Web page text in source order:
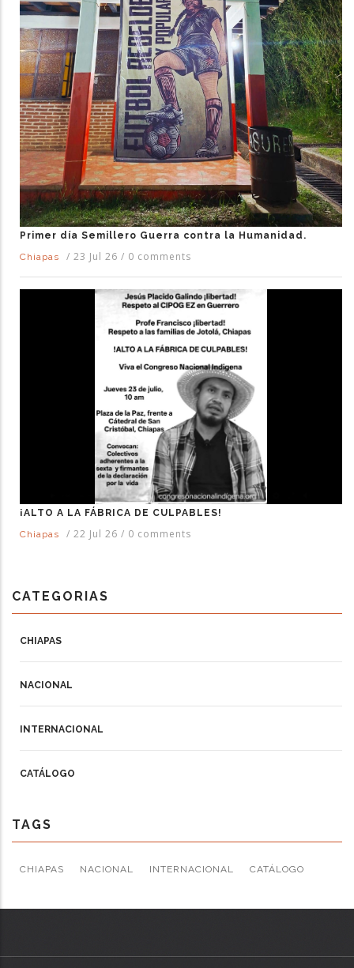
Primer día Semillero Guerra contra la Humanidad.
Chiapas
/ 23 Jul 26 / 0 comments
¡ALTO A LA FÁBRICA DE CULPABLES!
Chiapas
/ 22 Jul 26 / 0 comments
CATEGORIAS
CHIAPAS
NACIONAL
INTERNACIONAL
CATÁLOGO
TAGS
CHIAPAS NACIONAL INTERNACIONAL CATÁLOGO